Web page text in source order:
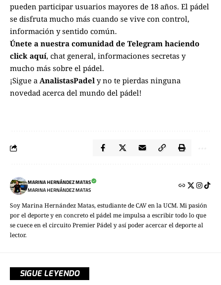
pueden participar usuarios mayores de 18 años. El pádel
se disfruta mucho más cuando se vive con control,
información y sentido común.
Únete a nuestra comunidad de Telegram haciendo
click aquí, chat general, informaciones secretas y
mucho más sobre el pádel.
¡Sigue a AnalistasPadel y no te pierdas ninguna
novedad acerca del mundo del pádel!
MARINA HERNÁNDEZ MATAS
MARINA HERNÁNDEZ MATAS
Soy Marina Hernández Matas, estudiante de CAV en la UCM. Mi pasión
por el deporte y en concreto el pádel me impulsa a escribir todo lo que
se cuece en el circuito Premier Pádel y así poder acercar el deporte al
lector.
SIGUE LEYENDO